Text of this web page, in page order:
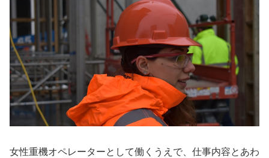
女性重機オペレーターとして働くうえで、仕事内容とあわ